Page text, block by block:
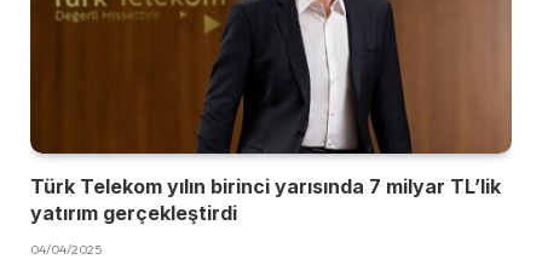
Türk Telekom yılın birinci yarısında 7 milyar TL’lik
yatırım gerçekleştirdi
04/04/2025